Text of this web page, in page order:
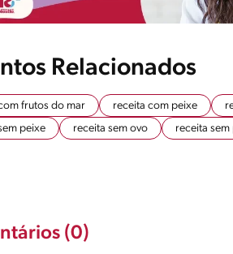
Relacionados
frutos do mar receita com peixe
peixe
receita sem ovo receita sem
(0)